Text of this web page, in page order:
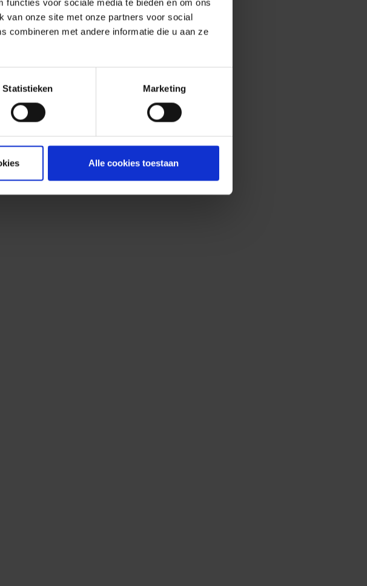
functies voor sociale media te bieden en om ons
van onze site met onze partners voor social
combineren met andere informatie die u aan ze
Statistieken Marketing
Alle cookies toestaan